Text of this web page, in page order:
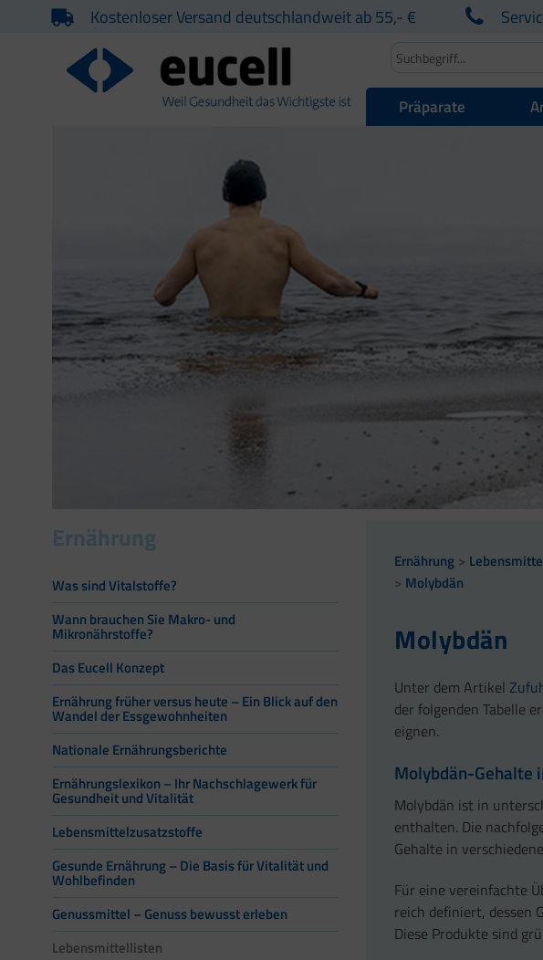
Kostenloser Versand deutschlandweit ab 55,- €
Präparate
Ernährung
Was sind Vitalstoffe?
Wann brauchen Sie Makro- und
Mikronährstoffe?
Das Eucell Konzept
Ernährung früher versus heute – Ein Blick auf den
Wandel der Essgewohnheiten
Nationale Ernährungsberichte
Ernährungslexikon – Ihr Nachschlagewerk für
Gesundheit und Vitalität
Lebensmittelzusatzstoffe
Gesunde Ernährung – Die Basis für Vitalität und
Wohlbefinden
Genussmittel – Genuss bewusst erleben
Lebensmittellisten
Ernährung
Molybdän
Molybdän
Unter dem Artikel
der folgenden Tabelle
eignen.
Molybdän-Gehalte
Molybdän ist in
enthalten. Die
Gehalte in
Für eine vereinfachte
reich definiert, dessen
Diese Produkte sind